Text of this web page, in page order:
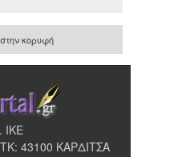
κορυφή
ΙΚΕ
43100 ΚΑΡΔΙΤΣΑ